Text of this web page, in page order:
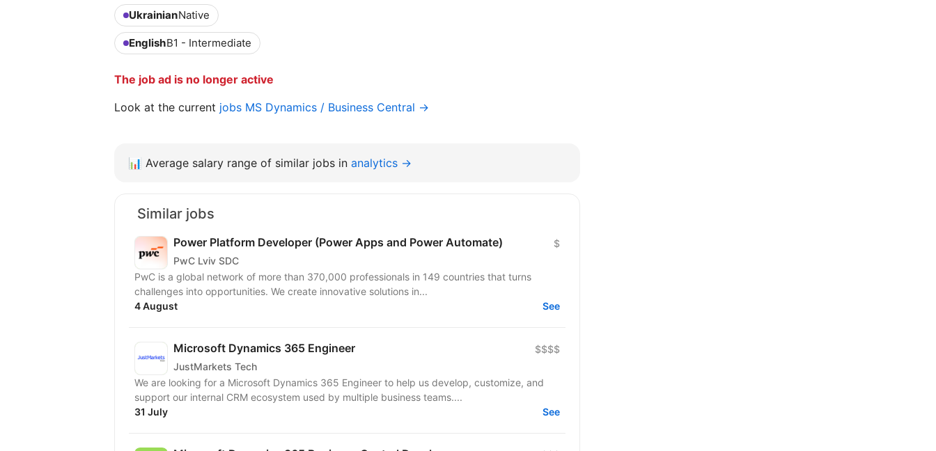
UkrainianNative
EnglishB1 - Intermediate
The job ad is no longer active
Look at the current jobs MS Dynamics / Business Central →
📊 Average salary range of similar jobs in analytics →
Similar jobs
Power Platform Developer (Power Apps and Power Automate)
PwC Lviv SDC
$
PwC is a global network of more than 370,000 professionals in 149 countries that turns
challenges into opportunities. We create innovative solutions in...
4 August
See
Microsoft Dynamics 365 Engineer
JustMarkets Tech
$$$$
We are looking for a Microsoft Dynamics 365 Engineer to help us develop, customize, and
support our internal CRM ecosystem used by multiple business teams....
31 July
See